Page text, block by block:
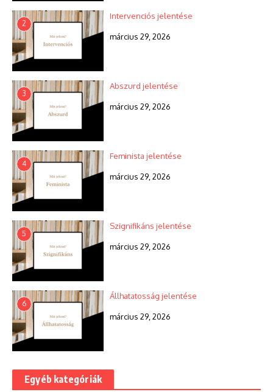
2
Intervenciós jelentése
március 29, 2026
3
Abszurd jelentése
március 29, 2026
4
Feminista jelentése
március 29, 2026
5
Szignifikáns jelentése
március 29, 2026
6
Állhatatosság jelentése
március 29, 2026
Egyéb kategóriák